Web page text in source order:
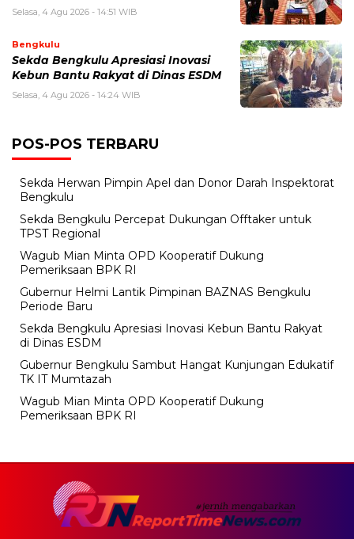
Selasa, 4 Agu 2026 - 14:51 WIB
Bengkulu
Sekda Bengkulu Apresiasi Inovasi
Kebun Bantu Rakyat di Dinas ESDM
Selasa, 4 Agu 2026 - 14:24 WIB
POS-POS TERBARU
Sekda Herwan Pimpin Apel dan Donor Darah Inspektorat
Bengkulu
Sekda Bengkulu Percepat Dukungan Offtaker untuk
TPST Regional
Wagub Mian Minta OPD Kooperatif Dukung
Pemeriksaan BPK RI
Gubernur Helmi Lantik Pimpinan BAZNAS Bengkulu
Periode Baru
Sekda Bengkulu Apresiasi Inovasi Kebun Bantu Rakyat
di Dinas ESDM
Gubernur Bengkulu Sambut Hangat Kunjungan Edukatif
TK IT Mumtazah
Wagub Mian Minta OPD Kooperatif Dukung
Pemeriksaan BPK RI